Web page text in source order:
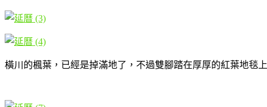
橫川的楓葉，已經是掉滿地了，不過雙腳踏在厚厚的紅葉地毯